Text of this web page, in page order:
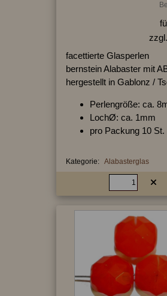
zzgl.
facettierte Glasperlen
bernstein Alabaster mit
hergestellt in Gablonz /
Perlengröße: ca.
LochØ: ca. 1mm
pro Packung 10 St.
Kategorie: Alabasterglas